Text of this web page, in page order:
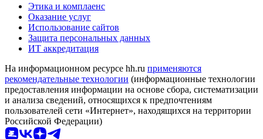
Этика и комплаенс
Оказание услуг
Использование сайтов
Защита персональных данных
ИТ аккредитация
На информационном ресурсе hh.ru применяются
рекомендательные технологии (информационные технологии
предоставления информации на основе сбора, систематизации
и анализа сведений, относящихся к предпочтениям
пользователей сети «Интернет», находящихся на территории
Российской Федерации)